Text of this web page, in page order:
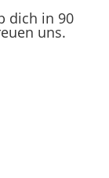
dich in 90
uns.